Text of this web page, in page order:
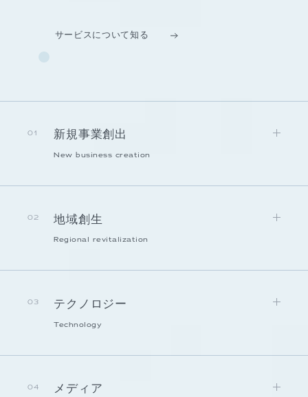
サービスについて知る
01 新規事業創出
New business creation
02 地域創生
Regional revitalization
03 テクノロジー
Technology
04 メディア